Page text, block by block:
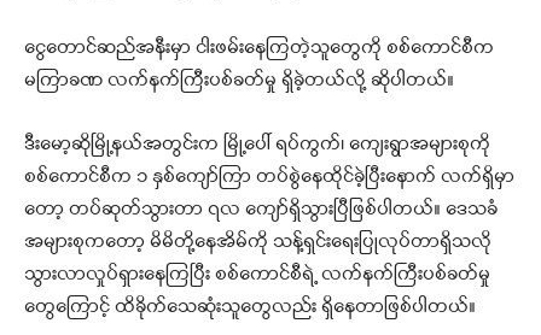
ငွေတောင်ဆည်အနီးမှာ ငါးဖမ်းနေကြတဲ့သူတွေကို စစ်ကောင်စီက
မကြာခဏ လက်နက်ကြီးပစ်ခတ်မှု ရှိခဲ့တယ်လို့ ဆိုပါတယ်။
ဒီးမော့ဆိုမြို့နယ်အတွင်းက မြို့ပေါ် ရပ်ကွက်၊ ကျေးရွာအများစုကို
စစ်ကောင်စီက ၁ နှစ်ကျော်ကြာ တပ်စွဲနေထိုင်ခဲ့ပြီးနောက် လက်ရှိမှာ
တော့ တပ်ဆုတ်သွားတာ ၇လ ကျော်ရှိသွားပြီဖြစ်ပါတယ်။ ဒေသခံ
အများစုကတော့ မိမိတို့နေအိမ်ကို သန့်ရှင်းရေးပြုလုပ်တာရှိသလို
သွားလာလှုပ်ရှားနေကြပြီး စစ်ကောင်စီရဲ့ လက်နက်ကြီးပစ်ခတ်မှု
တွေကြောင့် ထိခိုက်သေဆုံးသူတွေလည်း ရှိနေတာဖြစ်ပါတယ်။